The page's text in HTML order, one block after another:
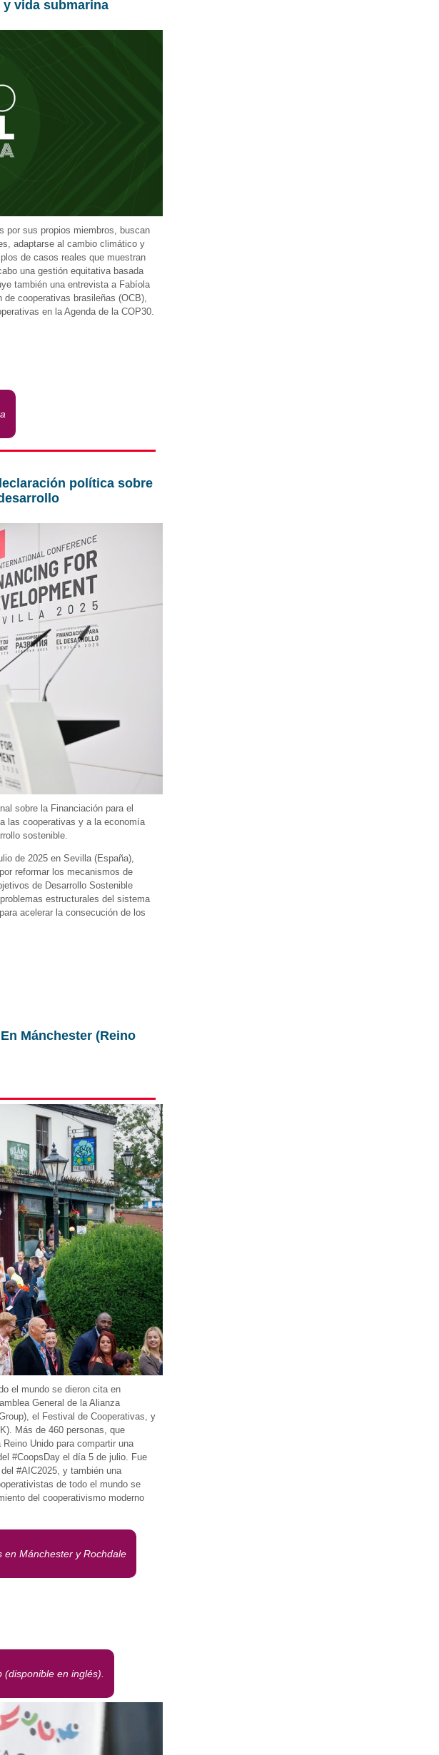
vida submarina
por sus propios miembros, buscan
adaptarse al cambio climático y
de casos reales que muestran
una gestión equitativa basada
también una entrevista a Fabíola
cooperativas brasileñas (OCB),
en la Agenda de la COP30.
política sobre
sobre la Financiación para el
las cooperativas y a la economía
sostenible.
de 2025 en Sevilla (España),
reformar los mecanismos de
de Desarrollo Sostenible
estructurales del sistema
acelerar la consecución de los
Mánchester (Reino
el mundo se dieron cita en
General de la Alianza
el Festival de Cooperativas, y
Más de 460 personas, que
Unido para compartir una
#CoopsDay el día 5 de julio. Fue
#AIC2025, y también una
de todo el mundo se
del cooperativismo moderno
en Mánchester y Rochdale
en inglés).